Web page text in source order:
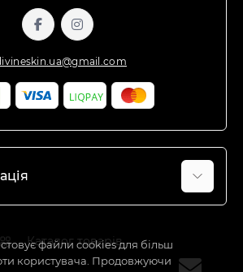
Каталог товарів
файли cookies для більш
користувача. Продовжуючи